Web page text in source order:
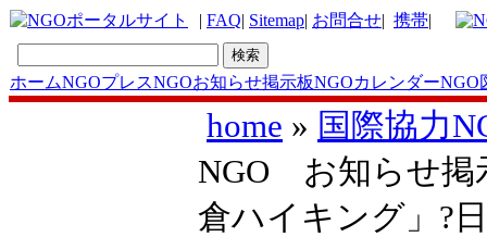
| FAQ| Sitemap| お問合せ| 携帯|
ホームNGOプレスNGOお知らせ掲示板NGOカレンダーNGO
home » 国際協力
NGO お知らせ掲
倉ハイキング」?